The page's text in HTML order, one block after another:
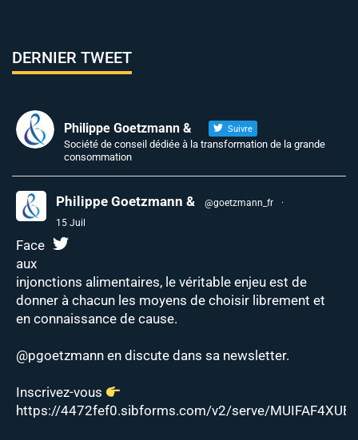
DERNIER TWEET
Philippe Goetzmann & Suivre
Société de conseil dédiée à la transformation de la grande
consommation
Philippe Goetzmann & @goetzmann_fr
·
15 Juil
Face
aux
injonctions alimentaires, le véritable enjeu est de
donner à chacun les moyens de choisir librement et
en connaissance de cause.
@pgoetzmann en discute dans sa newsletter.
Inscrivez-vous
https://4472fef0.sibforms.com/v2/serve/